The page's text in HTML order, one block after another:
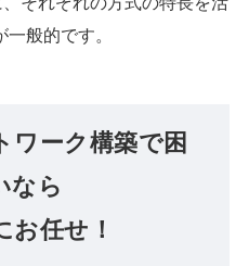
般的です。
ワーク構築で困
なら
お任せ！